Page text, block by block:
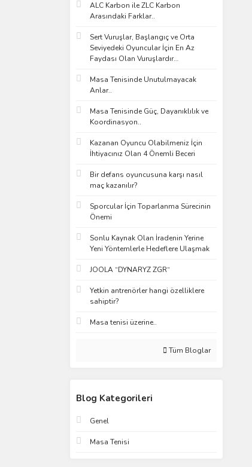
ALC Karbon ile ZLC Karbon
Arasındaki Farklar..
Sert Vuruşlar, Başlangıç ve Orta
Seviyedeki Oyuncular İçin En Az
Faydası Olan Vuruşlardır…
Masa Tenisinde Unutulmayacak
Anlar..
Masa Tenisinde Güç, Dayanıklılık ve
Koordinasyon..
Kazanan Oyuncu Olabilmeniz İçin
İhtiyacınız Olan 4 Önemli Beceri
Bir defans oyuncusuna karşı nasıl
maç kazanılır?
Sporcular İçin Toparlanma Sürecinin
Önemi
Sonlu Kaynak Olan İradenin Yerine
Yeni Yöntemlerle Hedeflere Ulaşmak
JOOLA “DYNARYZ ZGR“
Yetkin antrenörler hangi özelliklere
sahiptir?
Masa tenisi üzerine..
Tüm Bloglar
Blog Kategorileri
Genel
Masa Tenisi